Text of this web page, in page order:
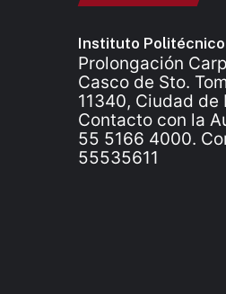
Instituto
Prolongación
Casco de Sto.
11340, Ciudad de
Contacto con la
55 5166 4000.
55535611